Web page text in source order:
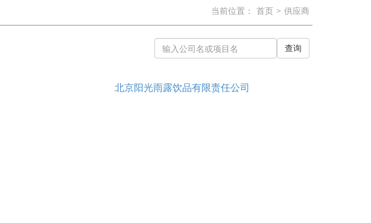
当前位置： 首页 > 供应商
查询
北京阳光雨露饮品有限责任公司